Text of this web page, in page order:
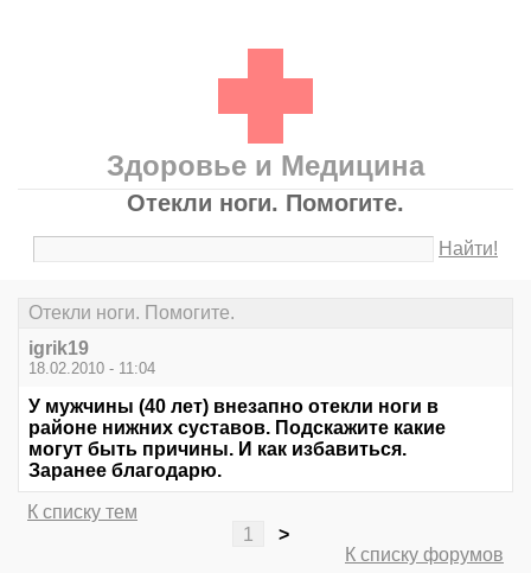
Здоровье и Медицина
Отекли ноги. Помогите.
Найти!
Отекли ноги. Помогите.
igrik19
18.02.2010 - 11:04
У мужчины (40 лет) внезапно отекли ноги в
районе нижних суставов. Подскажите какие
могут быть причины. И как избавиться.
Заранее благодарю.
К списку тем
1
>
К списку форумов